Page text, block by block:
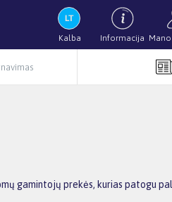
Kalba Informacija
gamintojų prekės, kurias patogu